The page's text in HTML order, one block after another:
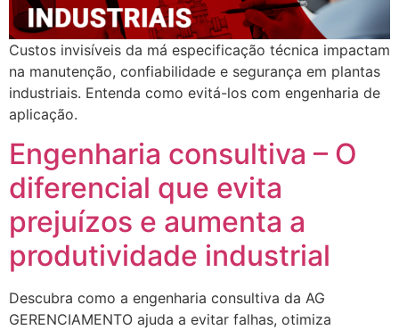
Custos invisíveis da má especificação técnica impactam
na manutenção, confiabilidade e segurança em plantas
industriais. Entenda como evitá-los com engenharia de
aplicação.
Engenharia consultiva – O
diferencial que evita
prejuízos e aumenta a
produtividade industrial
Descubra como a engenharia consultiva da AG
GERENCIAMENTO ajuda a evitar falhas, otimiza